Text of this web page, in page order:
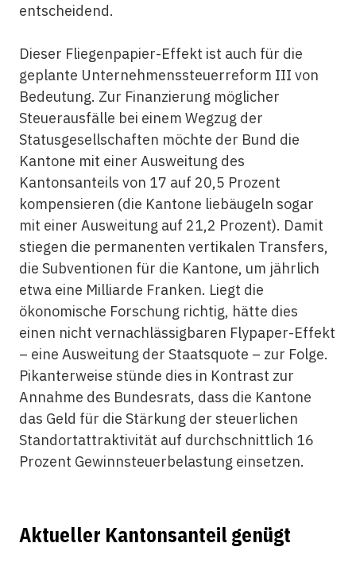
entscheidend.
Dieser Fliegenpapier-Effekt ist auch für die
geplante Unternehmenssteuerreform III von
Bedeutung. Zur Finanzierung möglicher
Steuerausfälle bei einem Wegzug der
Statusgesellschaften möchte der Bund die
Kantone mit einer Ausweitung des
Kantonsanteils von 17 auf 20,5 Prozent
kompensieren (die Kantone liebäugeln sogar
mit einer Ausweitung auf 21,2 Prozent). Damit
stiegen die permanenten vertikalen Transfers,
die Subventionen für die Kantone, um jährlich
etwa eine Milliarde Franken. Liegt die
ökonomische Forschung richtig, hätte dies
einen nicht vernachlässigbaren Flypaper-Effekt
– eine Ausweitung der Staatsquote – zur Folge.
Pikanterweise stünde dies in Kontrast zur
Annahme des Bundesrats, dass die Kantone
das Geld für die Stärkung der steuerlichen
Standortattraktivität auf durchschnittlich 16
Prozent Gewinnsteuerbelastung einsetzen.
Aktueller Kantonsanteil genügt